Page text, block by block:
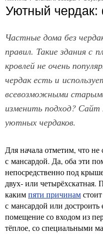
Уютный
Частные дома без
правил. Такие здания с
кровлей не очень
чердак есть и
всевозможными
изменить подход?
уютных чердаков.
Для начала отметим, что не
с мансардой. Да, оба эти
непосредственно под
двух- или четырёхскатная.
какимпяти причинам
с мансардой или
помещение со входом из
тёплое, со специальными